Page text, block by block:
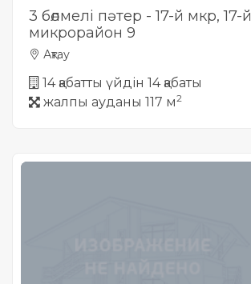
3 бөлмелі пәтер - 17-й мкр, ​17-й
микрорайон 9
Ақтау
14 қабатты үйдін 14 қабаты
жалпы ауданы 117 м2